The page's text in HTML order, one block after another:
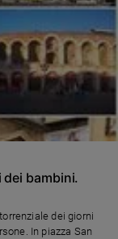
bambini.
dei giorni
In piazza San